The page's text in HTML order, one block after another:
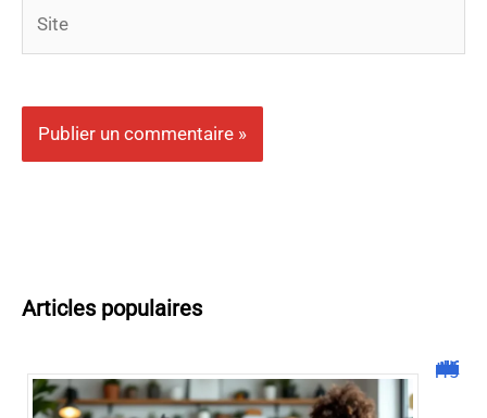
Articles populaires
Malgrim com : tout ce que vous devez savoir sur la plateforme !